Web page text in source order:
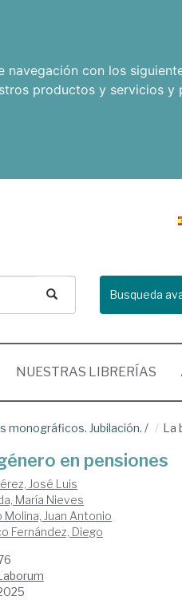
con los
productos y servicios y
Busqueda
NUESTRAS LIBRERÍAS
monográficos. Jubilación. / La
en pensiones
José Luis
María Nieves
Molina, Juan Antonio
Fernández, Diego